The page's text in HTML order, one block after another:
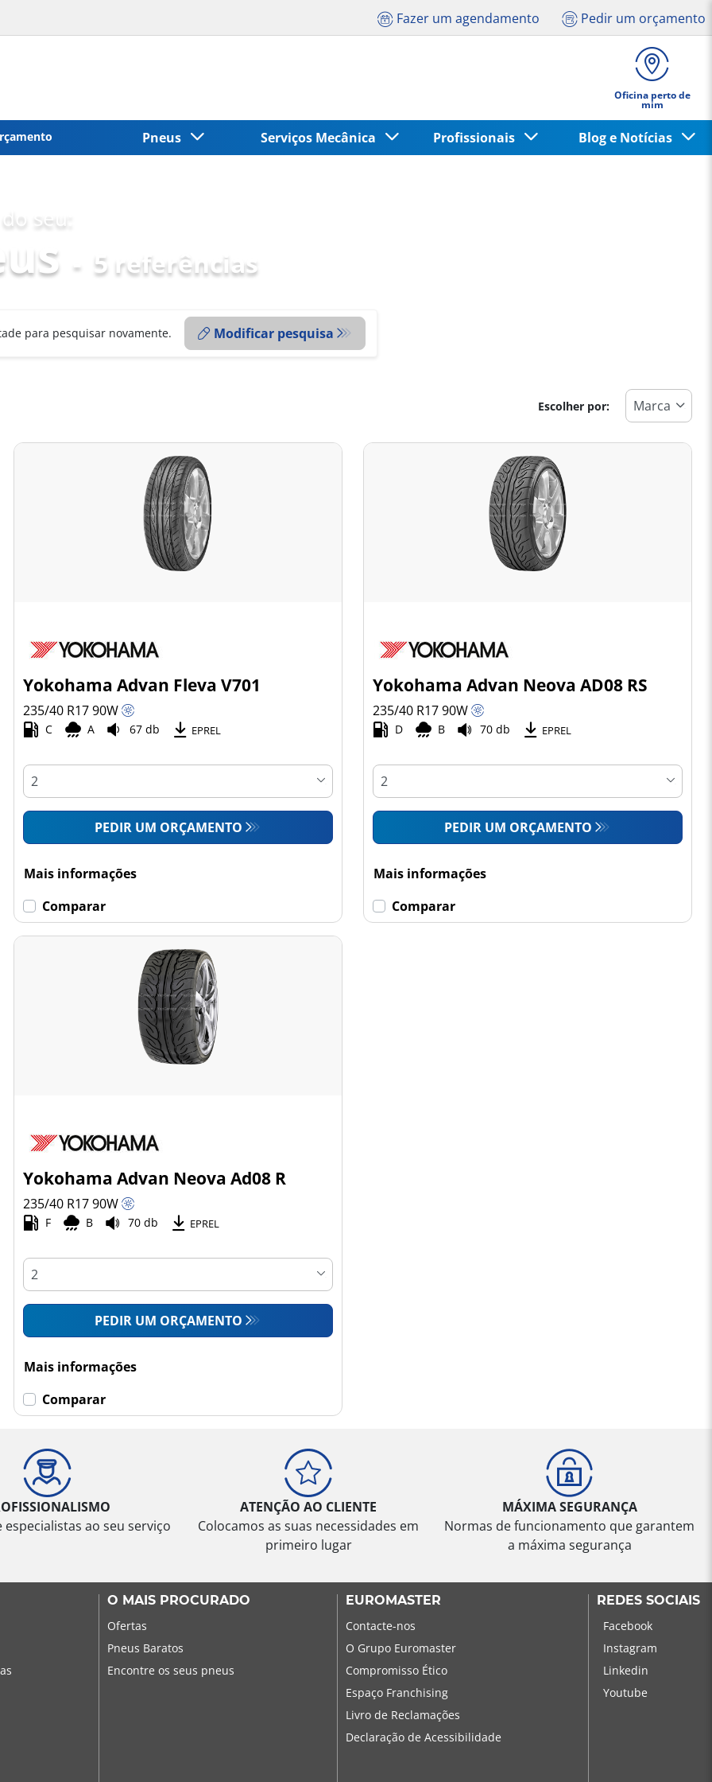
Fazer um agendamento Pedir um orçamento
Oficina perto de
mim
Pneus Serviços Mecânica Profissionais Blog e Notícias
seu:
- 5 referências
para pesquisar novamente. Modificar pesquisa
Escolher por:
Yokohama Advan Fleva V701
235/40 R1790W
C A 67 db EPREL
PEDIR UM ORÇAMENTO
Mais informações
Comparar
Yokohama Advan Neova AD08 RS
235/40 R1790W
D B 70 db EPREL
PEDIR UM ORÇAMENTO
Mais informações
Comparar
Yokohama Advan Neova Ad08 R
235/40 R1790W
F B 70 db EPREL
PEDIR UM ORÇAMENTO
Mais informações
Comparar
especialistas ao seu serviço
ATENÇÃO AO CLIENTE
Colocamos as suas necessidades em
primeiro lugar
MÁXIMA SEGURANÇA
Normas de funcionamento que garantem
a máxima segurança
O MAIS PROCURADO
Ofertas
Pneus Baratos
Encontre os seus pneus
EUROMASTER
Contacte-nos
O Grupo Euromaster
Compromisso Ético
Espaço Franchising
Livro de Reclamações
Declaração de Acessibilidade
REDES SOCIAIS
Facebook
Instagram
Linkedin
Youtube